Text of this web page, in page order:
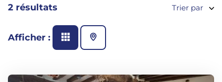
2 résultats Trier par
Afficher :